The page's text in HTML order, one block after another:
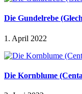
Die Gundelrebe
1. April 2022
Die Kornblume